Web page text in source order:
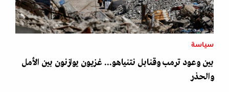
سياسة
بين وعود ترمب وقنابل نتنياهو... غزيون يوازنون بين الأمل
والحذر